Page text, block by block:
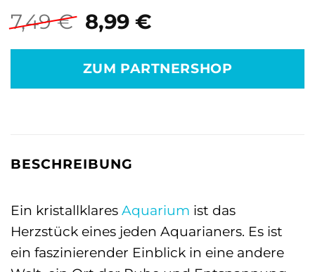
7,49€ Ursprünglicher
Preis
war:
7,49 €
8,99 €Aktueller
ist:
8,99 €.
ZUM PARTNERSHOP
BESCHREIBUNG
Ein kristallklares Aquarium ist das
Herzstück eines jeden Aquarianers. Es ist
ein faszinierender Einblick in eine andere